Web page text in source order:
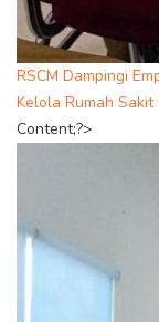
RSCM Dampingi
Kelola Rumah Sakit
Content;?>